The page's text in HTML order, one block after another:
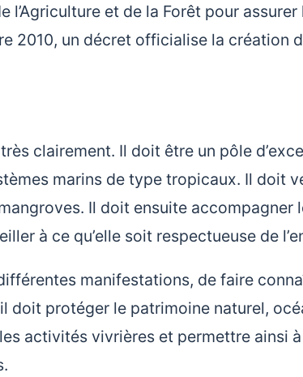
et de la Forêt pour
2010, un décret officialise la création
clairement. Il doit être un pôle
marins de type tropicaux. Il doit
Il doit ensuite accompagner
à ce qu’elle soit respectueuse de
manifestations, de faire
doit protéger le patrimoine naturel,
activités vivrières et permettre ainsi